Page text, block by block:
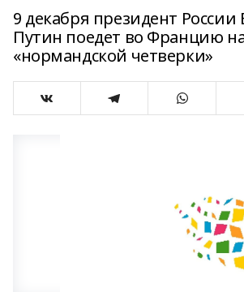
9 декабря президент
Путин поедет во Францию
«нормандской четверки»